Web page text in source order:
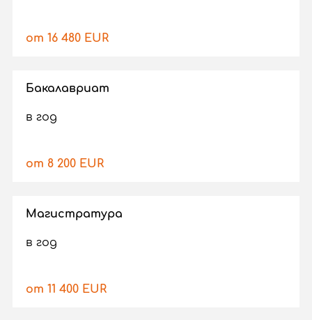
от 16 480 EUR
Бакалавриат
в год
от 8 200 EUR
Магистратура
в год
от 11 400 EUR